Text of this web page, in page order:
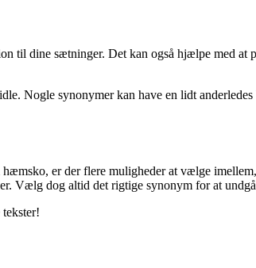
til dine sætninger. Det kan også hjælpe med at
Nogle synonymer kan have en lidt
er der flere muligheder at vælge
Vælg dog altid det rigtige synonym for at undgå